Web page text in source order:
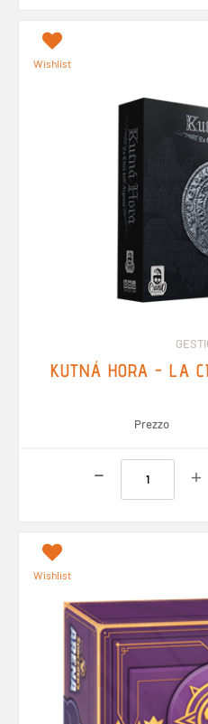
Wishlist
KUTNÁ HORA - LA
Prezzo
Quantità
Wishlist